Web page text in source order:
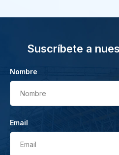
Suscríbete a
Nombre
Nombre
Email
Email